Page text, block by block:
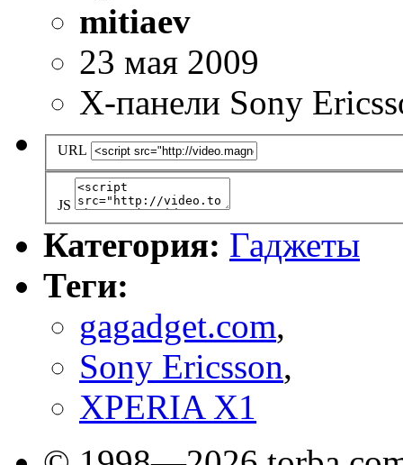
mitiaev
23 мая 2009
X-панели Sony
URL
JS
Категория: Гаджеты
Теги:
gagadget.com,
Sony Ericsson,
XPERIA X1